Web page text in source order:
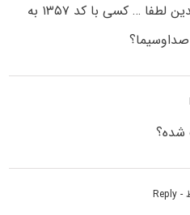
دوستان خواهش میکنم پاسخ بدین لطفا … کسی با کد ۱۳۵۷ به
- Reply